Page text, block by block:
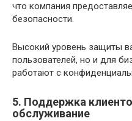
что компания
безопасности.
Высокий уровень защиты
пользователей, но и для
работают с
5. Поддержка
обслуживание